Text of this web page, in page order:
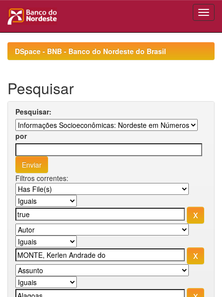
navigationDSpace - BNB - Banco do Nordeste do Brasil
Pesquisar
Pesquisar:
por
Filtros correntes: